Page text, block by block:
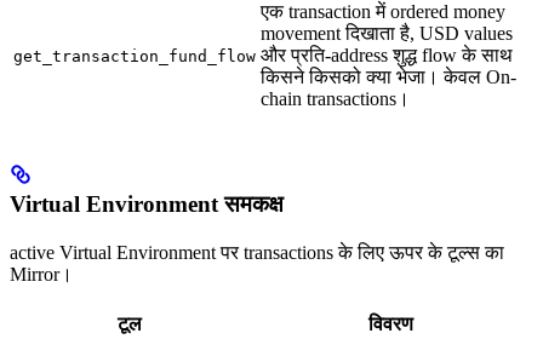
get_transaction_fund_flow
एक transaction में ordered money
movement दिखाता है, USD values
और प्रति-address शुद्ध flow के साथ
किसने किसको क्या भेजा। केवल On-
chain transactions।
Virtual Environment समकक्ष
active Virtual Environment पर transactions के लिए ऊपर के टूल्स का
Mirror।
टूल विवरण